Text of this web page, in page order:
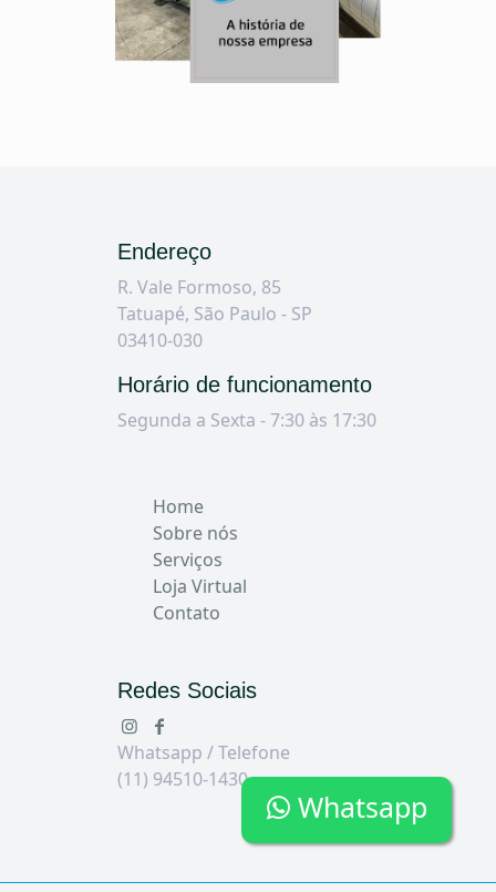
Whatsapp
Endereço
R. Vale Formoso, 85
Tatuapé, São Paulo - SP
03410-030
Horário de funcionamento
Segunda a Sexta - 7:30 às 17:30
Home
Sobre nós
Serviços
Loja Virtual
Contato
Redes Sociais
Whatsapp / Telefone
(11) 94510-1430